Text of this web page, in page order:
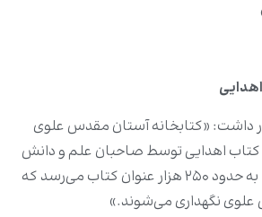
داشت: «کتابخانه آستان مقدس علوی
کتاب اهدایی توسط صاحبان علم و دانش
است که مجموع آن‌ها به حدود ۲۵۰ هزار عنوان کتاب می‌رسد که
علوی نگهداری می‌شوند.»